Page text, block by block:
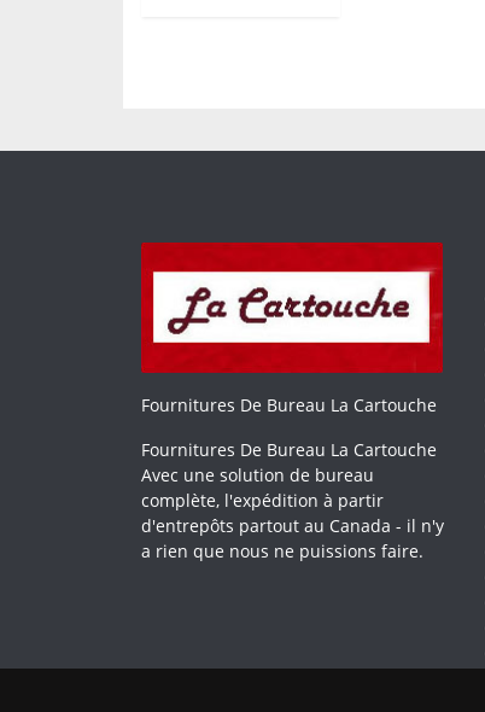
Fournitures De Bureau La Cartouche
Fournitures De Bureau La Cartouche
Avec une solution de bureau
complète, l'expédition à partir
d'entrepôts partout au Canada - il n'y
a rien que nous ne puissions faire.